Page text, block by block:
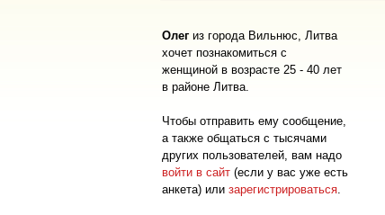
Олег из города Вильнюс, Литва
хочет познакомиться с
женщиной в возрасте 25 - 40 лет
в районе Литва.
Чтобы отправить ему сообщение,
а также общаться с тысячами
других пользователей, вам надо
войти в сайт (если у вас уже есть
анкета) или зарегистрироваться.